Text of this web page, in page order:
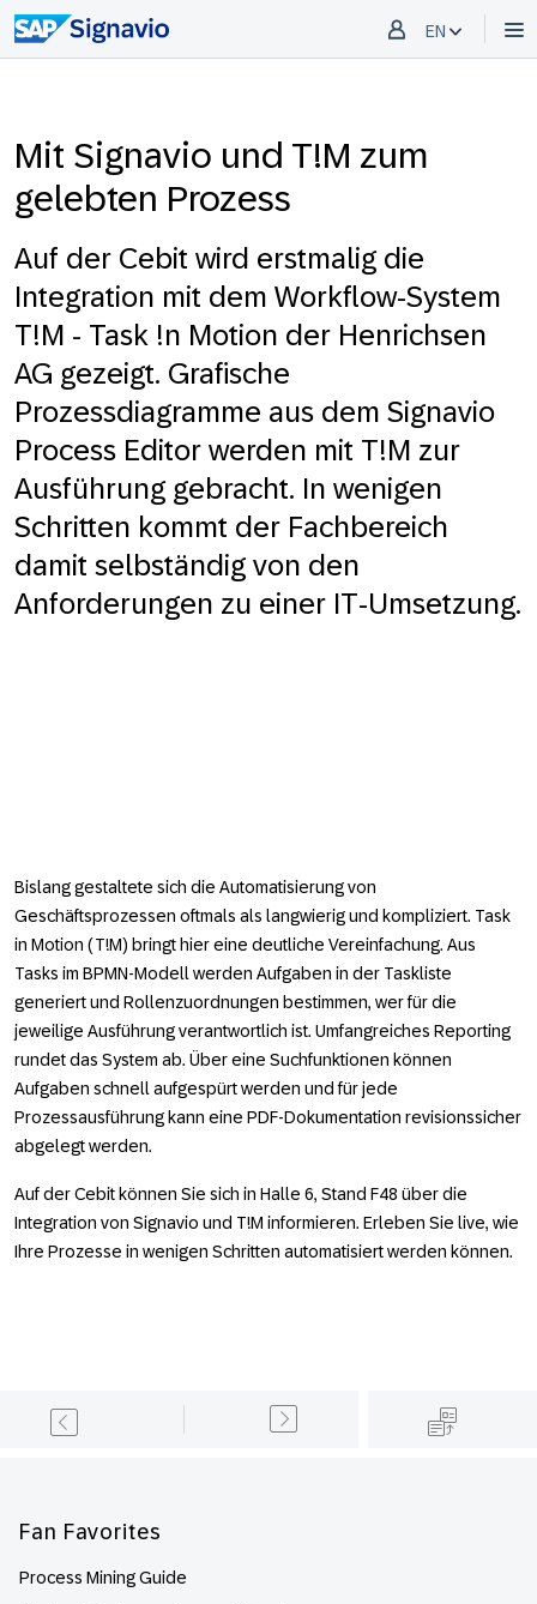
EN
Mit Signavio und T!M zum
gelebten Prozess
Auf der Cebit wird erstmalig die
Integration mit dem Workflow-System
T!M - Task !n Motion der Henrichsen
AG gezeigt. Grafische
Prozessdiagramme aus dem Signavio
Process Editor werden mit T!M zur
Ausführung gebracht. In wenigen
Schritten kommt der Fachbereich
damit selbständig von den
Anforderungen zu einer IT-Umsetzung.
Bislang gestaltete sich die Automatisierung von
Geschäftsprozessen oftmals als langwierig und kompliziert. Task
in Motion (T!M) bringt hier eine deutliche Vereinfachung. Aus
Tasks im BPMN-Modell werden Aufgaben in der Taskliste
generiert und Rollenzuordnungen bestimmen, wer für die
jeweilige Ausführung verantwortlich ist. Umfangreiches Reporting
rundet das System ab. Über eine Suchfunktionen können
Aufgaben schnell aufgespürt werden und für jede
Prozessausführung kann eine PDF-Dokumentation revisionssicher
abgelegt werden.
Auf der Cebit können Sie sich in Halle 6, Stand F48 über die
Integration von Signavio und T!M informieren. Erleben Sie live, wie
Ihre Prozesse in wenigen Schritten automatisiert werden können.
Fan Favorites
Process Mining Guide